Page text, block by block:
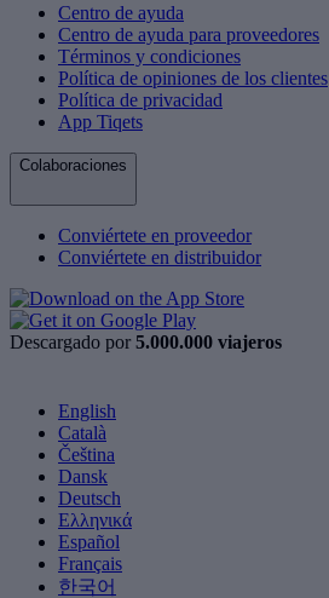
Centro de ayuda
Centro de ayuda para proveedores
Términos y condiciones
Política de opiniones de los clientes
Política de privacidad
App Tiqets
Colaboraciones
Conviértete en proveedor
Conviértete en distribuidor
Descargado por 5.000.000 viajeros
English
Català
Čeština
Dansk
Deutsch
Ελληνικά
Español
Français
한국어